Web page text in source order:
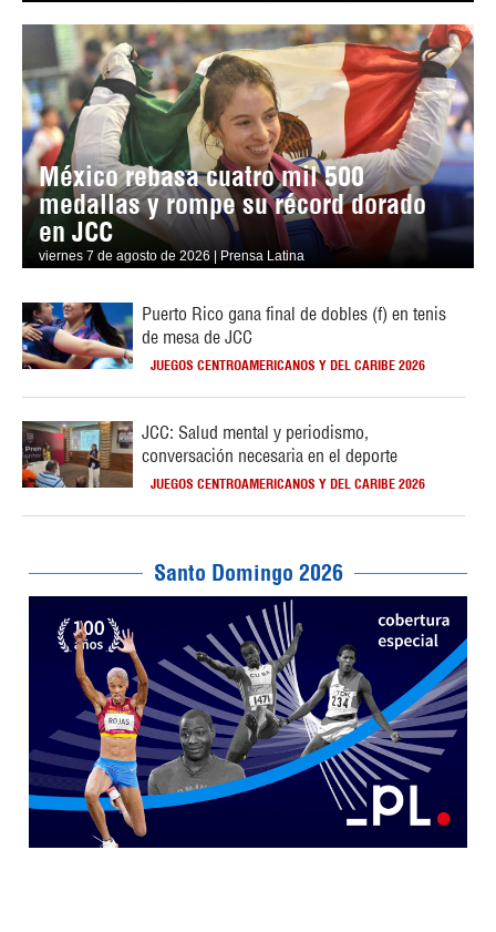
México rebasa cuatro mil 500
medallas y rompe su récord dorado
en JCC
viernes 7 de agosto de 2026 | Prensa Latina
Puerto Rico gana final de dobles (f) en tenis
de mesa de JCC
JUEGOS CENTROAMERICANOS Y DEL CARIBE 2026
JCC: Salud mental y periodismo,
conversación necesaria en el deporte
JUEGOS CENTROAMERICANOS Y DEL CARIBE 2026
Santo Domingo 2026